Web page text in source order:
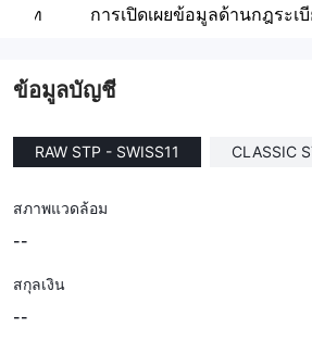
ริษัท การเปิดเผยข้อมูลด้านกฎระเ
ข้อมูลบัญชี
RAW STP - SWISS11 CLASSIC
สภาพแวดล้อม
--
สกุลเงิน
--